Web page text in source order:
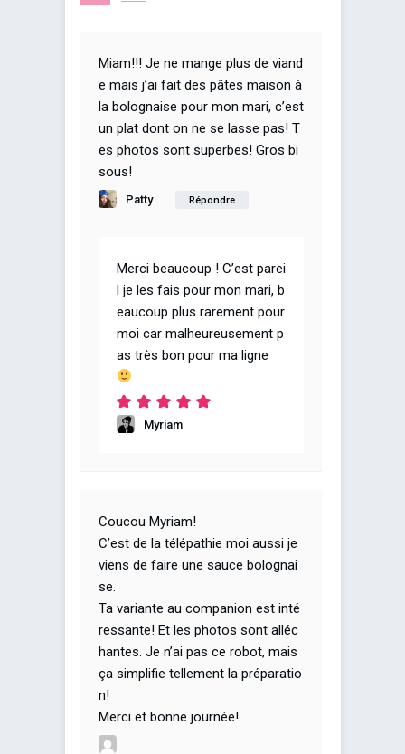
Miam!!! Je ne mange plus de viand
e mais j’ai fait des pâtes maison à
la bolognaise pour mon mari, c’est
un plat dont on ne se lasse pas! T
es photos sont superbes! Gros bi
sous!
Patty Répondre
Merci beaucoup ! C’est parei
l je les fais pour mon mari, b
eaucoup plus rarement pour
moi car malheureusement p
as très bon pour ma ligne
Myriam
Coucou Myriam!
C’est de la télépathie moi aussi je
viens de faire une sauce bolognai
se.
Ta variante au companion est inté
ressante! Et les photos sont alléc
hantes. Je n’ai pas ce robot, mais
ça simplifie tellement la préparatio
n!
Merci et bonne journée!